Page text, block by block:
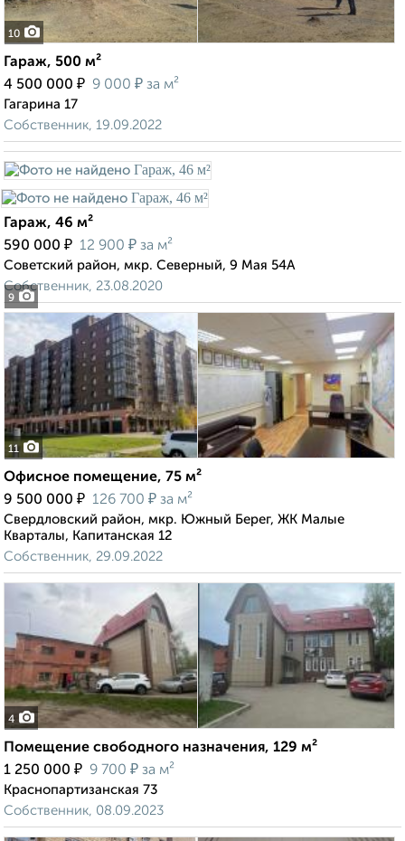
10
Гараж, 500 м²
4 500 000 ₽ 9 000 ₽ за м²
Гагарина 17
Собственник, 19.09.2022
9
Гараж, 46 м²
590 000 ₽ 12 900 ₽ за м²
Советский район, мкр. Северный, 9 Мая 54А
Собственник, 23.08.2020
11
Офисное помещение, 75 м²
9 500 000 ₽ 126 700 ₽ за м²
Свердловский район, мкр. Южный Берег, ЖК Малые
Кварталы, Капитанская 12
Собственник, 29.09.2022
4
Помещение свободного назначения, 129 м²
1 250 000 ₽ 9 700 ₽ за м²
Краснопартизанская 73
Собственник, 08.09.2023